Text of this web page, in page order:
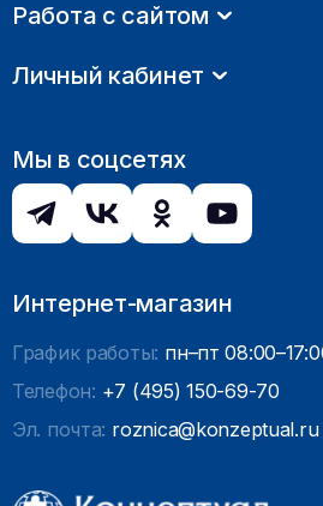
Работа с сайтом
Личный кабинет
Мы в соцсетях
Интернет-магазин
График работы: пн–пт
Телефон: +7 (495) 150-69-70
Эл. почта: roznica@konzeptual.ru